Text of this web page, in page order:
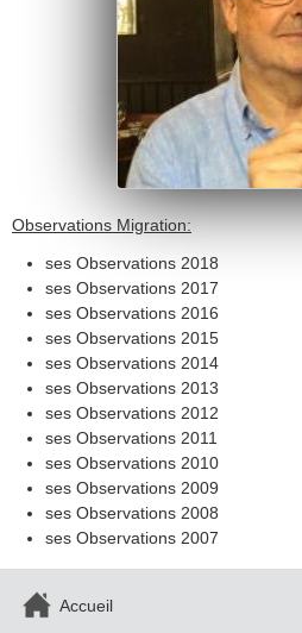
Observations Migration:
ses Observations 2018
ses Observations 2017
ses Observations 2016
ses Observations 2015
ses Observations 2014
ses Observations 2013
ses Observations 2012
ses Observations 2011
ses Observations 2010
ses Observations 2009
ses Observations 2008
ses Observations 2007
Accueil